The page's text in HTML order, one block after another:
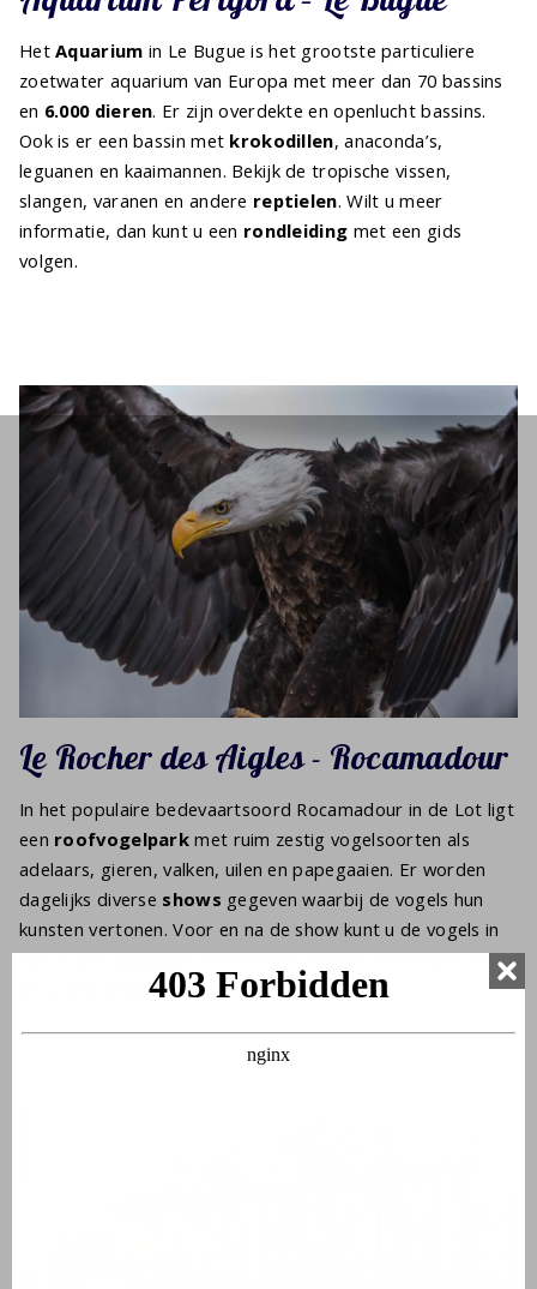
HetAquarium in Le Bugue is het grootste particuliere
zoetwater aquarium van Europa met meer dan 70 bassins
en 6.000 dieren. Er zijn overdekte en openlucht bassins.
Ook is er een bassin met krokodillen, anaconda’s,
leguanen en kaaimannen. Bekijk de tropische vissen,
slangen, varanen en andere reptielen. Wilt u meer
informatie, dan kunt u een rondleiding met een gids
volgen.
Le Rocher des Aigles - Rocamadour
In het populaire bedevaartsoord Rocamadour in de Lot ligt
een roofvogelpark met ruim zestig vogelsoorten als
adelaars, gieren, valken, uilen en papegaaien. Er worden
dagelijks diverse shows gegeven waarbij de vogels hun
kunsten vertonen. Voor en na de show kunt u de vogels in
hun hokkenbekijken. De kinderen mogen meehelpen om
voeren.